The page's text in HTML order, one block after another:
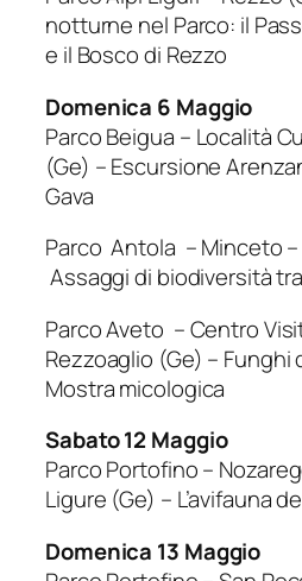
notturne nel Parco: il
e il Bosco di Rezzo
Domenica 6 Maggio
Parco Beigua – Località
(Ge) – Escursione
Gava
Parco Antola – Minceto –
Assaggi di biodiversità
Parco Aveto – Centro
Rezzoaglio (Ge) – Funghi
Mostra micologica
Sabato 12 Maggio
Parco Portofino –
Ligure (Ge) – L’avifauna
Domenica 13 Maggio